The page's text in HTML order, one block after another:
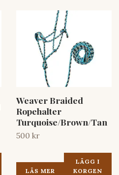
Weaver Braided
Ropehalter
Turquoise/Brown/Tan
500 kr
LÄS MER
LÄGG I
KORGEN